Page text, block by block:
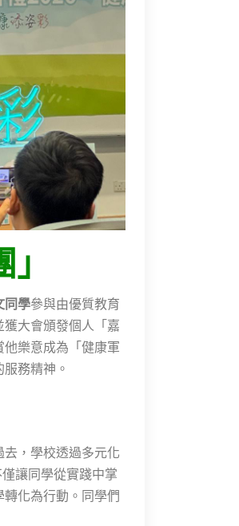
同學參與由優質教育
大會頒發個人「嘉
樂意成為「健康軍
務精神。
，學校透過多元化
讓同學從實踐中掌
化為行動。同學們